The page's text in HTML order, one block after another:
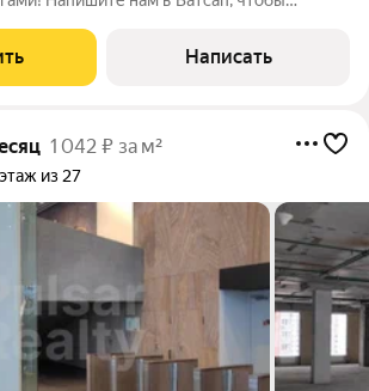
уникальный офис в бизнес-
пространство в состоянии
Написать
1 042 ₽ за м²
из 27